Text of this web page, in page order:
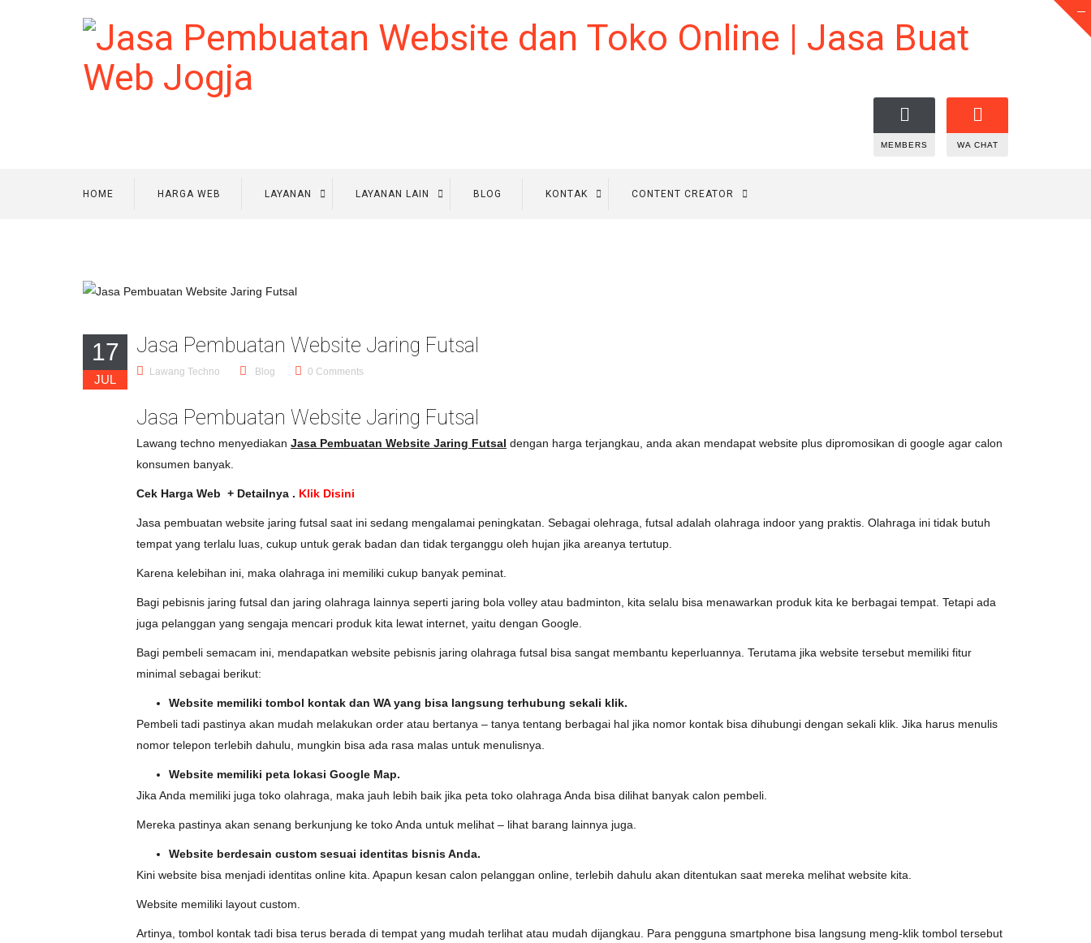
MEMBERS WA CHAT
HOME HARGA WEB LAYANAN LAYANAN LAIN BLOG KONTAK CONTENT CREATOR
17
JUL
Jasa Pembuatan Website Jaring Futsal
Lawang Techno Blog 0 Comments
Jasa Pembuatan Website Jaring Futsal
Lawang techno menyediakan Jasa Pembuatan Website Jaring Futsal dengan harga terjangkau, anda akan mendapat website plus dipromosikan di google agar calon
konsumen banyak.
Cek Harga Web + Detailnya . Klik Disini
Jasa pembuatan website jaring futsal saat ini sedang mengalamai peningkatan. Sebagai olehraga, futsal adalah olahraga indoor yang praktis. Olahraga ini tidak butuh
tempat yang terlalu luas, cukup untuk gerak badan dan tidak terganggu oleh hujan jika areanya tertutup.
Karena kelebihan ini, maka olahraga ini memiliki cukup banyak peminat.
Bagi pebisnis jaring futsal dan jaring olahraga lainnya seperti jaring bola volley atau badminton, kita selalu bisa menawarkan produk kita ke berbagai tempat. Tetapi ada
juga pelanggan yang sengaja mencari produk kita lewat internet, yaitu dengan Google.
Bagi pembeli semacam ini, mendapatkan website pebisnis jaring olahraga futsal bisa sangat membantu keperluannya. Terutama jika website tersebut memiliki fitur
minimal sebagai berikut:
Website memiliki tombol kontak dan WA yang bisa langsung terhubung sekali klik.
Pembeli tadi pastinya akan mudah melakukan order atau bertanya – tanya tentang berbagai hal jika nomor kontak bisa dihubungi dengan sekali klik. Jika harus menulis
nomor telepon terlebih dahulu, mungkin bisa ada rasa malas untuk menulisnya.
Website memiliki peta lokasi Google Map.
Jika Anda memiliki juga toko olahraga, maka jauh lebih baik jika peta toko olahraga Anda bisa dilihat banyak calon pembeli.
Mereka pastinya akan senang berkunjung ke toko Anda untuk melihat – lihat barang lainnya juga.
Website berdesain custom sesuai identitas bisnis Anda.
Kini website bisa menjadi identitas online kita. Apapun kesan calon pelanggan online, terlebih dahulu akan ditentukan saat mereka melihat website kita.
Website memiliki layout custom.
Artinya, tombol kontak tadi bisa terus berada di tempat yang mudah terlihat atau mudah dijangkau. Para pengguna smartphone bisa langsung meng-klik tombol tersebut